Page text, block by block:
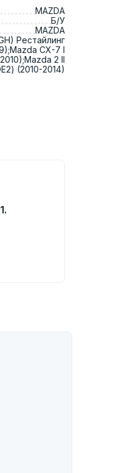
MAZDA
Б/У
MAZDA
Рестайлинг
CX-7 I
2 II
(2010-2014)